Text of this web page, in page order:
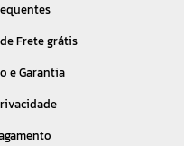
Frete grátis
e Garantia